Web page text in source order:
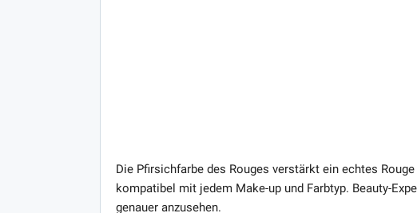
Die Pfirsichfarbe des Rouges verstärkt ein echtes
kompatibel mit jedem Make-up und Farbtyp. Beauty-
genauer anzusehen.